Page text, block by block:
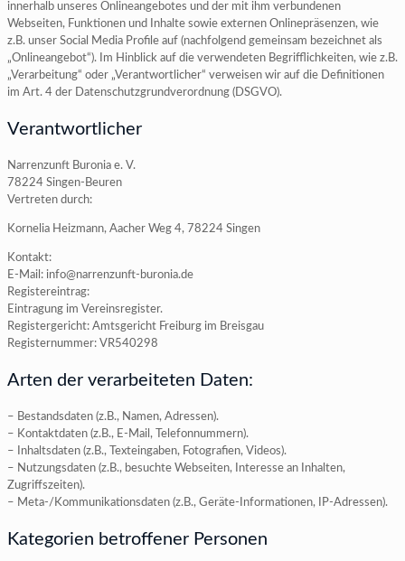
innerhalb unseres Onlineangebotes und der mit ihm verbundenen
Webseiten, Funktionen und Inhalte sowie externen Onlinepräsenzen, wie
z.B. unser Social Media Profile auf (nachfolgend gemeinsam bezeichnet als
„Onlineangebot“). Im Hinblick auf die verwendeten Begrifflichkeiten, wie z.B.
„Verarbeitung“ oder „Verantwortlicher“ verweisen wir auf die Definitionen
im Art. 4 der Datenschutzgrundverordnung (DSGVO).
Verantwortlicher
Narrenzunft Buronia e. V.
78224 Singen-Beuren
Vertreten durch:
Kornelia Heizmann, Aacher Weg 4, 78224 Singen
Kontakt:
E-Mail: info@narrenzunft-buronia.de
Registereintrag:
Eintragung im Vereinsregister.
Registergericht: Amtsgericht Freiburg im Breisgau
Registernummer: VR540298
Arten der verarbeiteten Daten:
– Bestandsdaten (z.B., Namen, Adressen).
– Kontaktdaten (z.B., E-Mail, Telefonnummern).
– Inhaltsdaten (z.B., Texteingaben, Fotografien, Videos).
– Nutzungsdaten (z.B., besuchte Webseiten, Interesse an Inhalten,
Zugriffszeiten).
– Meta-/Kommunikationsdaten (z.B., Geräte-Informationen, IP-Adressen).
Kategorien betroffener Personen